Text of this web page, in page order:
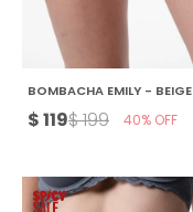
BOMBACHA EMILY - BEIGE
$119$199 40